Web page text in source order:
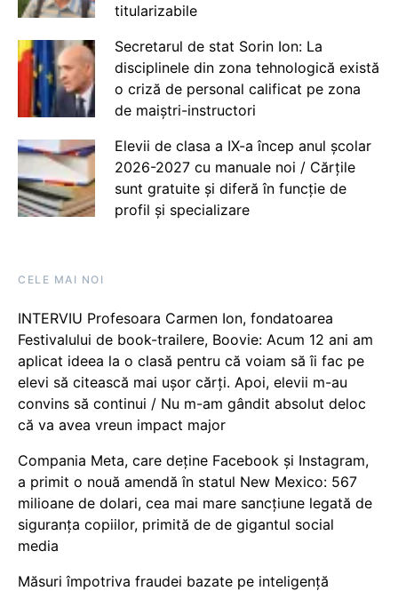
titularizabile
Secretarul de stat Sorin Ion: La
disciplinele din zona tehnologică există
o criză de personal calificat pe zona
de maiștri-instructori
Elevii de clasa a IX-a încep anul școlar
2026-2027 cu manuale noi / Cărțile
sunt gratuite și diferă în funcție de
profil și specializare
CELE MAI NOI
INTERVIU Profesoara Carmen Ion, fondatoarea
Festivalului de book-trailere, Boovie: Acum 12 ani am
aplicat ideea la o clasă pentru că voiam să îi fac pe
elevi să citească mai ușor cărți. Apoi, elevii m-au
convins să continui / Nu m-am gândit absolut deloc
că va avea vreun impact major
Compania Meta, care deține Facebook și Instagram,
a primit o nouă amendă în statul New Mexico: 567
milioane de dolari, cea mai mare sancțiune legată de
siguranța copiilor, primită de de gigantul social
media
Măsuri împotriva fraudei bazate pe inteligență